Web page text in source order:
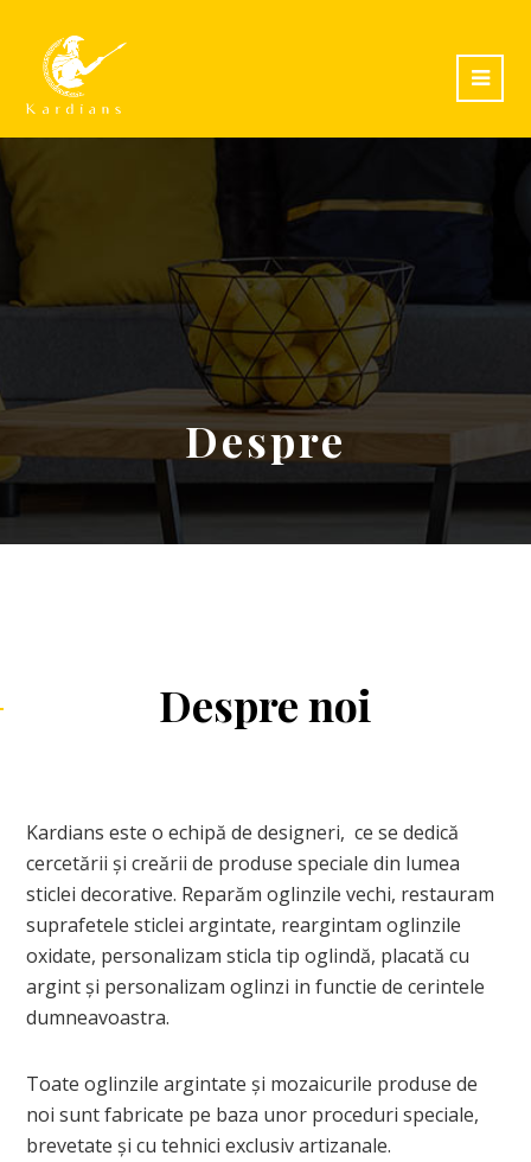
Despre
Despre noi
Kardians este o echipă de designeri, ce se dedică
cercetării și creării de produse speciale din lumea
sticlei decorative. Reparăm oglinzile vechi, restauram
suprafetele sticlei argintate, reargintam oglinzile
oxidate, personalizam sticla tip oglindă, placată cu
argint și personalizam oglinzi in functie de cerintele
dumneavoastra.
Toate oglinzile argintate și mozaicurile produse de
noi sunt fabricate pe baza unor proceduri speciale,
brevetate și cu tehnici exclusiv artizanale.